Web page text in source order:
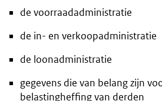
de voorraadadministratie
de in- en verkoopadministratie
de loonadministratie
gegevens die van belang zijn
belastingheffing van derden